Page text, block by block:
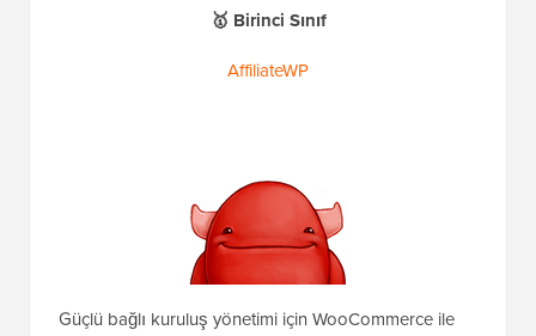
🥇 Birinci Sınıf
AffiliateWP
Güçlü bağlı kuruluş yönetimi için WooCommerce ile